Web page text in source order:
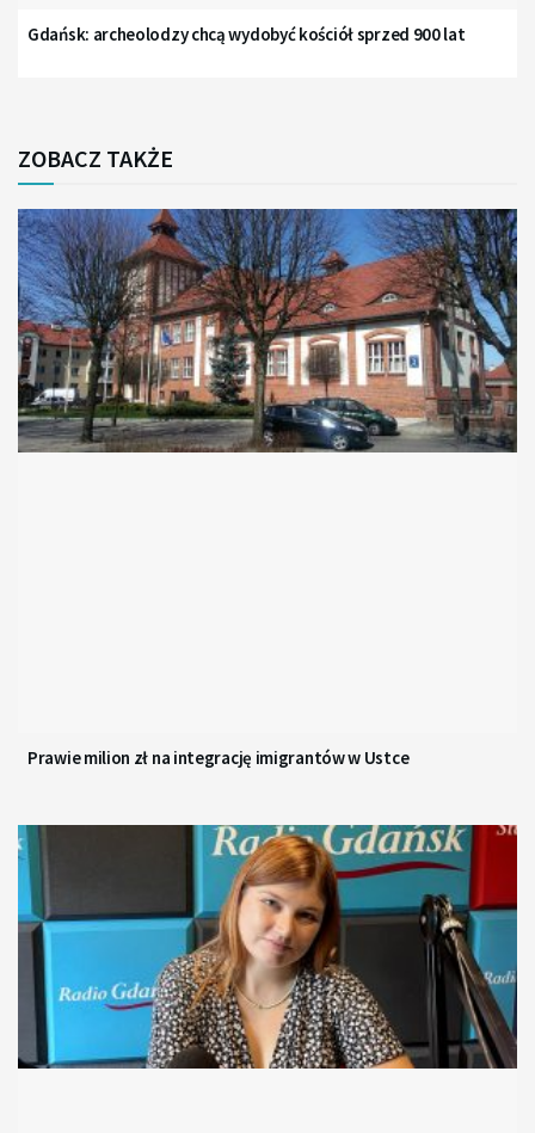
Gdańsk: archeolodzy chcą wydobyć kościół sprzed 900 lat
ZOBACZ TAKŻE
Prawie milion zł na integrację imigrantów w Ustce